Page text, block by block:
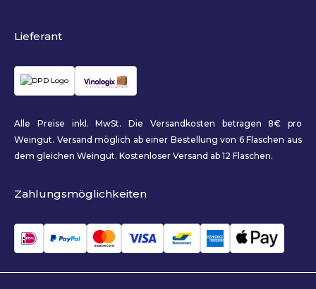
Lieferant
Alle Preise inkl. MwSt. Die Versandkosten betragen 8€ pro
Weingut. Versand möglich ab einer Bestellung von 6 Flaschen aus
dem gleichen Weingut. Kostenloser Versand ab 12 Flaschen.
Zahlungsmöglichkeiten